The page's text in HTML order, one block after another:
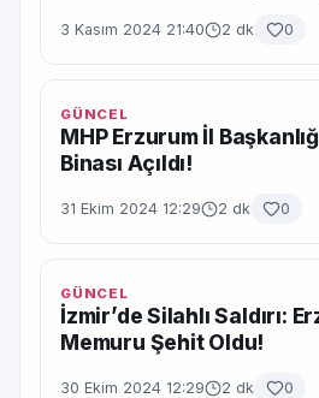
3 Kasım 2024 21:40 2 dk 0
GÜNCEL
MHP Erzurum İl
Binası Açıldı!
31 Ekim 2024 12:29 2 dk 0
GÜNCEL
İzmir’de Silahlı Saldırı:
Memuru Şehit Oldu!
30 Ekim 2024 12:29 2 dk 0